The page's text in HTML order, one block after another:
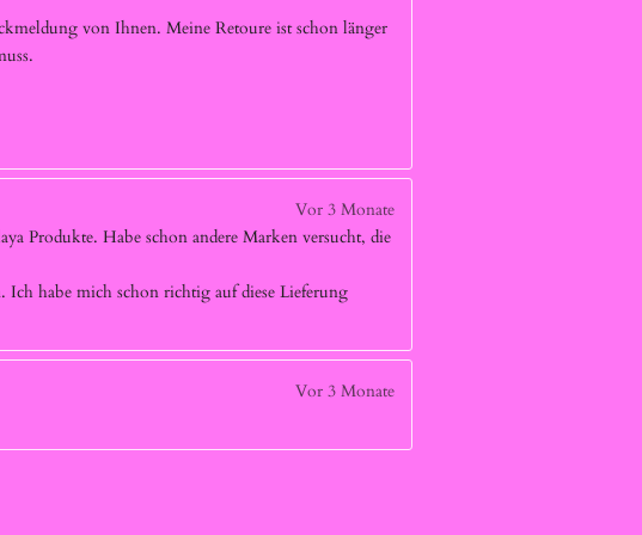
von Ihnen. Meine Retoure ist schon länger
Vor 3 Monate
Produkte. Habe schon andere Marken versucht, die
habe mich schon richtig auf diese Lieferung
Vor 3 Monate